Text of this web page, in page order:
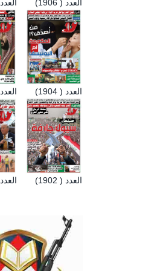
العدد ( العدد ( 1906)
العدد ( العدد ( 1904)
العدد ( العدد ( 1902)